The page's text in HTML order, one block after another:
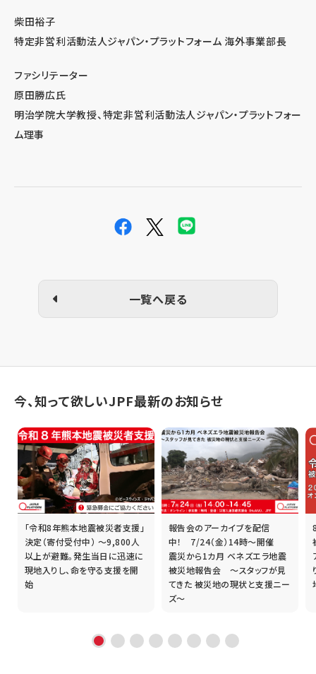
柴田裕子
特定非営利活動法人ジャパン・プラットフォーム 海外事業部長
ファシリテーター
原田勝広氏
明治学院大学教授、特定非営利活動法人ジャパン・プラットフォー
ム理事
一覧へ戻る
今、知って欲しいJPF最新のお知らせ
「令和8年熊本地震被災者支援」
決定（寄付受付中） ～9,800人
以上が避難。発生当日に迅速に
現地入りし、命を守る支援を開
始
報告会のアーカイブを配信
中！ 7/24（金）14時～開催
震災から1カ月 ベネズエラ地震
被災地報告会 ～スタッフが見
てきた 被災地の現状と支援ニー
ズ～